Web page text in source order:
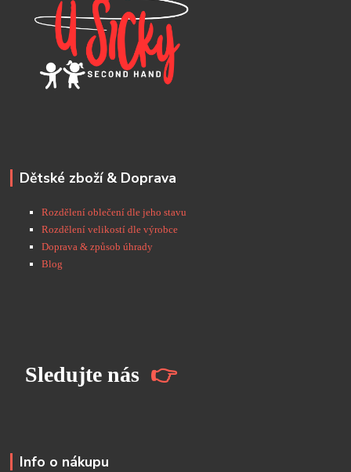
Dětské zboží & Doprava
Rozdělení oblečení dle jeho stavu
Rozdělení velikostí dle výrobce
Doprava & způsob úhrady
Blog
Sledujte nás 👉
Info o nákupu